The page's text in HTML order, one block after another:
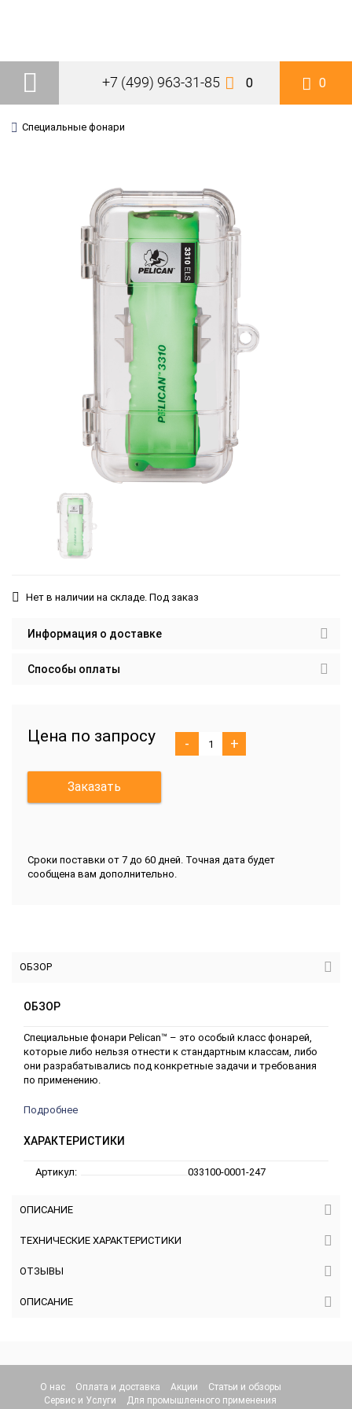
+7 (499) 963-31-85 0 0
Специальные фонари
Нет в наличии на складе. Под заказ
Информация о доставке
Способы оплаты
Цена по запросу - +
Заказать
Сроки поставки от 7 до 60 дней. Точная дата будет
сообщена вам дополнительно.
ОБЗОР
ОБЗОР
Специальные фонари Pelican™ – это особый класс фонарей,
которые либо нельзя отнести к стандартным классам, либо
они разрабатывались под конкретные задачи и требования
по применению.
Подробнее
ХАРАКТЕРИСТИКИ
Артикул: 033100-0001-247
ОПИСАНИЕ
ТЕХНИЧЕСКИЕ ХАРАКТЕРИСТИКИ
ОТЗЫВЫ
ОПИСАНИЕ
О нас Оплата и доставка Акции
Статьи и обзоры
Сервис и Услуги
Для промышленного применения